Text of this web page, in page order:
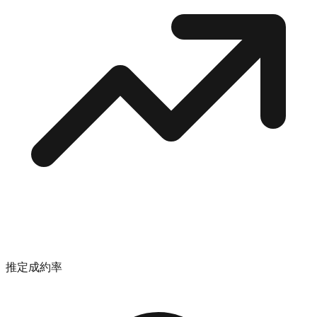
推定成約率